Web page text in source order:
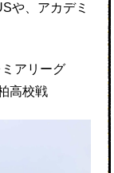
や、アカデミ
アリーグ
高校戦